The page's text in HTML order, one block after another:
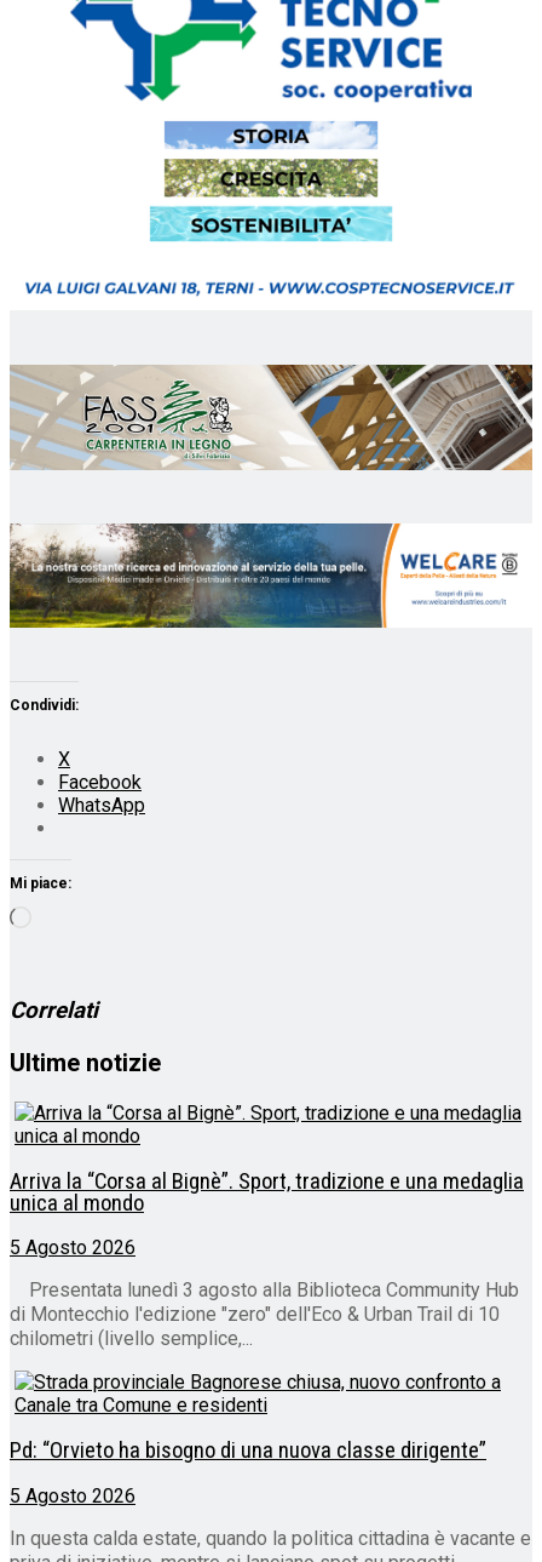
Condividi:
X
Facebook
WhatsApp
Mi piace:
Correlati
Ultime notizie
Arriva la “Corsa al Bignè”. Sport, tradizione e una medaglia
unica al mondo
5 Agosto 2026
Presentata lunedì 3 agosto alla Biblioteca Community Hub
di Montecchio l'edizione "zero" dell'Eco & Urban Trail di 10
chilometri (livello semplice,...
Pd: “Orvieto ha bisogno di una nuova classe dirigente”
5 Agosto 2026
In questa calda estate, quando la politica cittadina è vacante e